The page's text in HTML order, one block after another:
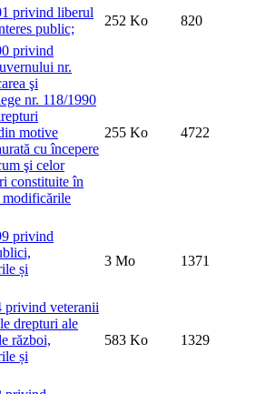
privind liberul
public;
252 Ko
820
privind
nr.
şi
nr. 118/1990
motive
cu începere
şi celor
constituite în
255 Ko 4722
privind
și
3 Mo 1371
privind veteranii
drepturi ale
război,
și
583 Ko 1329